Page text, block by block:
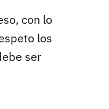
con lo
los
ser